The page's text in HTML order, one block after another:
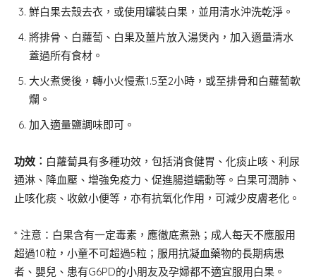
鮮白果去殼去衣，或使用罐裝白果，並用清水沖洗乾淨。
將排骨、白蘿蔔、白果及薑片放入湯煲內，加入適量清水
蓋過所有食材。
大火煮煲後，轉小火慢煮1.5至2小時，或至排骨和白蘿蔔軟
爛。
加入適量鹽調味即可。
功效︰ 白蘿蔔具有多種功效，包括消食健胃、化痰止咳、利尿
通淋、降血壓、增強免疫力、促進腸道蠕動等。白果可潤肺、
止咳化痰、收斂小便等，亦有抗氧化作用，可減少皮膚老化。
* 注意：白果含有一定毒素，應徹底煮熟；成人每天不應服用
超過10粒，小童不可超過5粒；服用抗凝血藥物的長期病患
者、嬰兒、患有G6PD的小朋友及孕婦都不適宜服用白果。